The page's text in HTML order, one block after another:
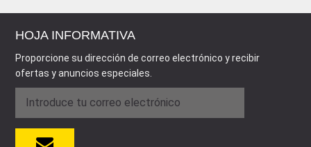
HOJA INFORMATIVA
Proporcione su dirección de correo electrónico y recibir
ofertas y anuncios especiales.